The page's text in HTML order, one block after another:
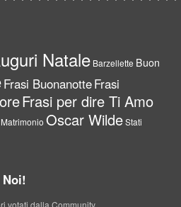
Natale Barzellette Buon
Frasi BuonanotteFrasi
Frasi per dire Ti Amo
Matrimonio Oscar WildeStati